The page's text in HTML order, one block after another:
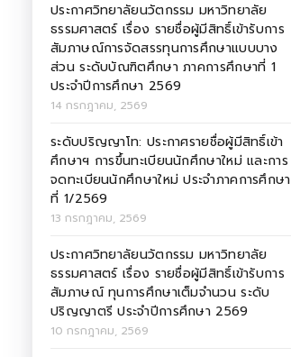
ประกาศวิทยาลัยนวัตกรรม มหาวิทยาลัย
ธรรมศาสตร์ เรื่อง รายชื่อผู้มีสิทธิ์เข้ารับการ
สัมภาษณ์การจัดสรรทุนการศึกษาแบบบาง
ส่วน ระดับบัณฑิตศึกษา ภาคการศึกษาที่ 1
ประจำปีการศึกษา 2569
14 กรกฎาคม, 2569
ระดับปริญญาโท: ประกาศรายชื่อผู้มีสิทธิ์เข้า
ศึกษาฯ การขึ้นทะเบียนนักศึกษาใหม่ และการ
จดทะเบียนนักศึกษาใหม่ ประจำภาคการศึกษา
ที่ 1/2569
13 กรกฎาคม, 2569
ประกาศวิทยาลัยนวัตกรรม มหาวิทยาลัย
ธรรมศาสตร์ เรื่อง รายชื่อผู้มีสิทธิ์เข้ารับการ
สัมภาษณ์ ทุนการศึกษาเต็มจำนวน ระดับ
ปริญญาตรี ประจำปีการศึกษา 2569
10 กรกฎาคม, 2569